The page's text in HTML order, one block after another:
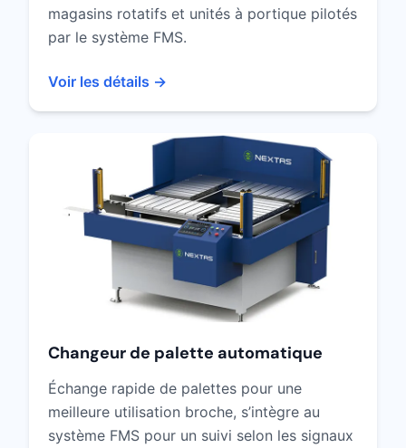
magasins rotatifs et unités à portique pilotés
par le système FMS.
Voir les détails →
Changeur de palette automatique
Échange rapide de palettes pour une
meilleure utilisation broche, s’intègre au
système FMS pour un suivi selon les signaux